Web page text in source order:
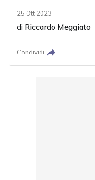
25 Ott 2023
di Riccardo Meggiato
Condividi